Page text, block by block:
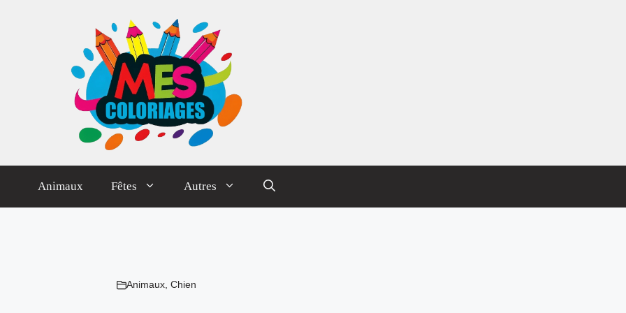
Animaux Fêtes Autres
Animaux, Chien